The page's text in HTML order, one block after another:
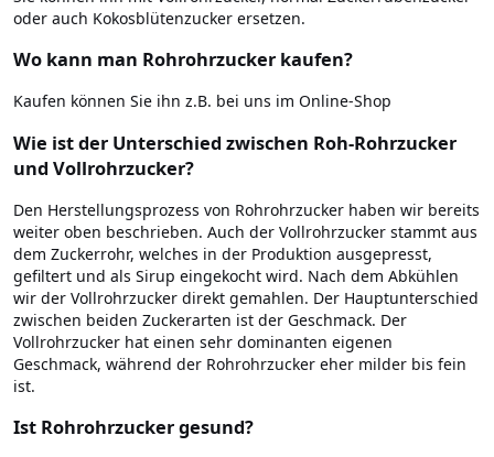
oder auch Kokosblütenzucker ersetzen.
Wo kann man Rohrohrzucker kaufen?
Kaufen können Sie ihn z.B. bei uns im Online-Shop
Wie ist der Unterschied zwischen Roh-Rohrzucker
und Vollrohrzucker?
Den Herstellungsprozess von Rohrohrzucker haben wir bereits
weiter oben beschrieben. Auch der Vollrohrzucker stammt aus
dem Zuckerrohr, welches in der Produktion ausgepresst,
gefiltert und als Sirup eingekocht wird. Nach dem Abkühlen
wir der Vollrohrzucker direkt gemahlen. Der Hauptunterschied
zwischen beiden Zuckerarten ist der Geschmack. Der
Vollrohrzucker hat einen sehr dominanten eigenen
Geschmack, während der Rohrohrzucker eher milder bis fein
ist.
Ist Rohrohrzucker gesund?